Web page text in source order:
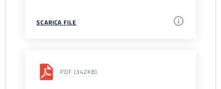
SCARICA FILE
PDF (342KB)